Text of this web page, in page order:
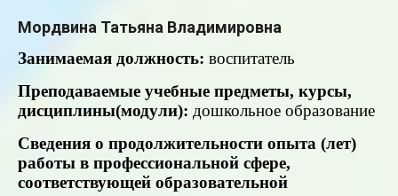
Мордвина Татьяна Владимировна
Занимаемая должность: воспитатель
Преподаваемые учебные предметы, курсы,
дисциплины(модули): дошкольное образование
Сведения о продолжительности опыта (лет)
работы в профессиональной сфере,
соответствующей образовательной